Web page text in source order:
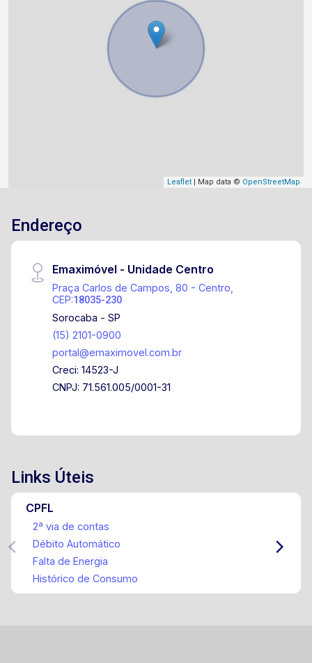
Leaflet | Map data © OpenStreetMap
Endereço
Emaximóvel - Unidade Centro
Praça Carlos de Campos, 80 - Centro,
CEP:18035-230
Sorocaba - SP
(15) 2101-0900
portal@emaximovel.com.br
Creci: 14523-J
CNPJ: 71.561.005/0001-31
Links Úteis
CPFL
2ª via de contas
Débito Automático
Falta de Energia
Histórico de Consumo